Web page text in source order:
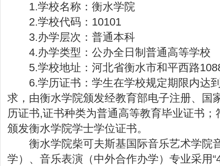
1.学校名称：衡水学院
2.学校代码：10101
3.办学层次：普通本科
4.办学类型：公办全日制普通高等学校
5.学校地址：河北省衡水市和平西路
6.学历证书：学生在学校规定期限内达
求，由衡水学院颁发经教育部电子注册、国
历证书,证书种类为普通高等教育毕业证书
颁发衡水学院学士学位证书。
衡水学院柴可夫斯基国际音乐艺术学院
学）、音乐表演（中外合作办学）专业采用